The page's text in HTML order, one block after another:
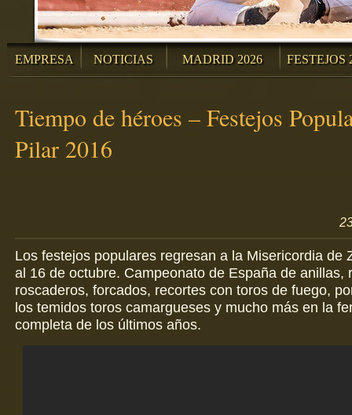
EMPRESA NOTICIAS MADRID 2026 FESTEJOS
Tiempo de héroes – Festejos
Pilar 2016
Los festejos populares regresan a la Misericordia de
al 16 de octubre. Campeonato de España de anillas,
roscaderos, forcados, recortes con toros de fuego,
los temidos toros camargueses y mucho más en la
completa de los últimos años.